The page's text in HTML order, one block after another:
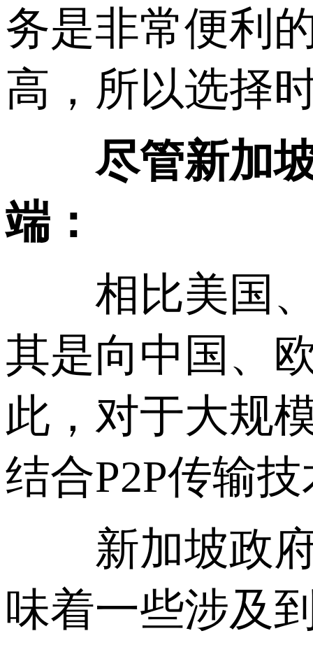
务是非常便利
高，所以选择
尽管新加
端：
相比美国、
其是向中国、
此，对于大规
结合P2P传输
新加坡政府
味着一些涉及